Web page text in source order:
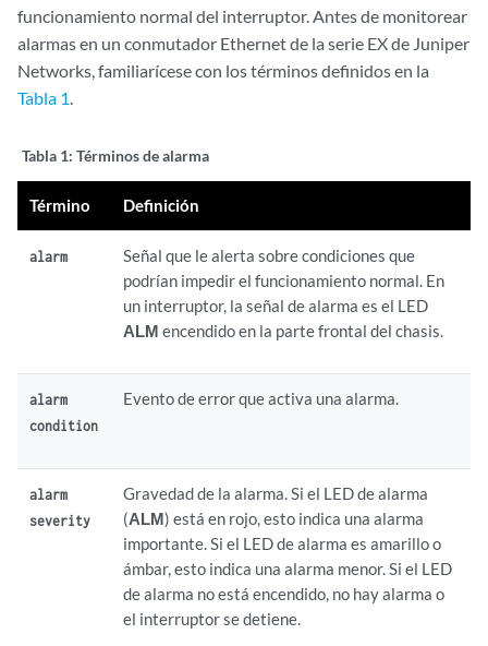
funcionamiento normal del interruptor. Antes de monitorear
alarmas en un conmutador Ethernet de la serie EX de Juniper
Networks, familiarícese con los términos definidos en la
Tabla 1.
Tabla 1: Términos de alarma
Término Definición
alarm
Señal que le alerta sobre condiciones que
podrían impedir el funcionamiento normal. En
un interruptor, la señal de alarma es el LED
ALM encendido en la parte frontal del chasis.
alarm
condition
Evento de error que activa una alarma.
alarm
severity
Gravedad de la alarma. Si el LED de alarma
(ALM) está en rojo, esto indica una alarma
importante. Si el LED de alarma es amarillo o
ámbar, esto indica una alarma menor. Si el LED
de alarma no está encendido, no hay alarma o
el interruptor se detiene.